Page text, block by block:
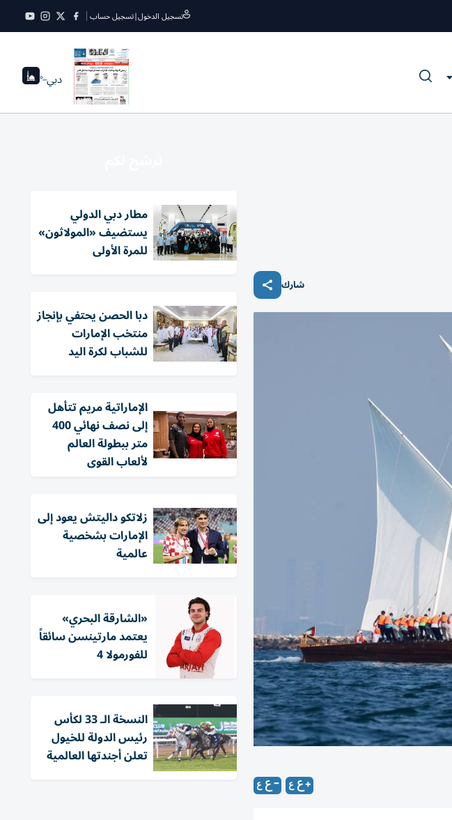
تسجيل الدخول|تسجيل حساب
دبي--°
شارك
مطار دبي الدولي
يستضيف «المولاثون»
للمرة الأولى
دبا الحصن يحتفي بإنجاز
منتخب الإمارات
للشباب لكرة اليد
الإماراتية مريم تتأهل
إلى نصف نهائي 400
متر ببطولة العالم
لألعاب القوى
زلاتكو داليتش يعود إلى
الإمارات بشخصية
عالمية
«الشارقة البحري»
يعتمد مارتينسن سائقاً
للفورمولا 4
النسخة الـ 33 لكأس
رئيس الدولة للخيول
تعلن أجندتها العالمية